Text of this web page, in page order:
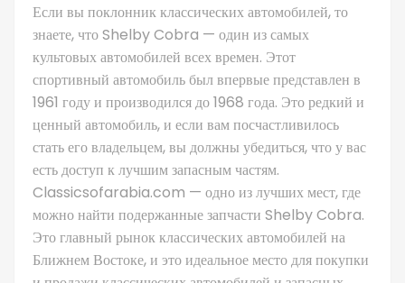
Если вы поклонник классических автомобилей, то
знаете, что Shelby Cobra — один из самых
культовых автомобилей всех времен. Этот
спортивный автомобиль был впервые представлен в
1961 году и производился до 1968 года. Это редкий и
ценный автомобиль, и если вам посчастливилось
стать его владельцем, вы должны убедиться, что у вас
есть доступ к лучшим запасным частям.
Classicsofarabia.com — одно из лучших мест, где
можно найти подержанные запчасти Shelby Cobra.
Это главный рынок классических автомобилей на
Ближнем Востоке, и это идеальное место для покупки